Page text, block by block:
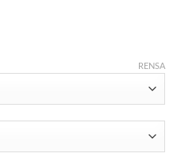
RENSA